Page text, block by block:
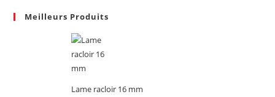
Meilleurs Produits
Lame racloir 16 mm